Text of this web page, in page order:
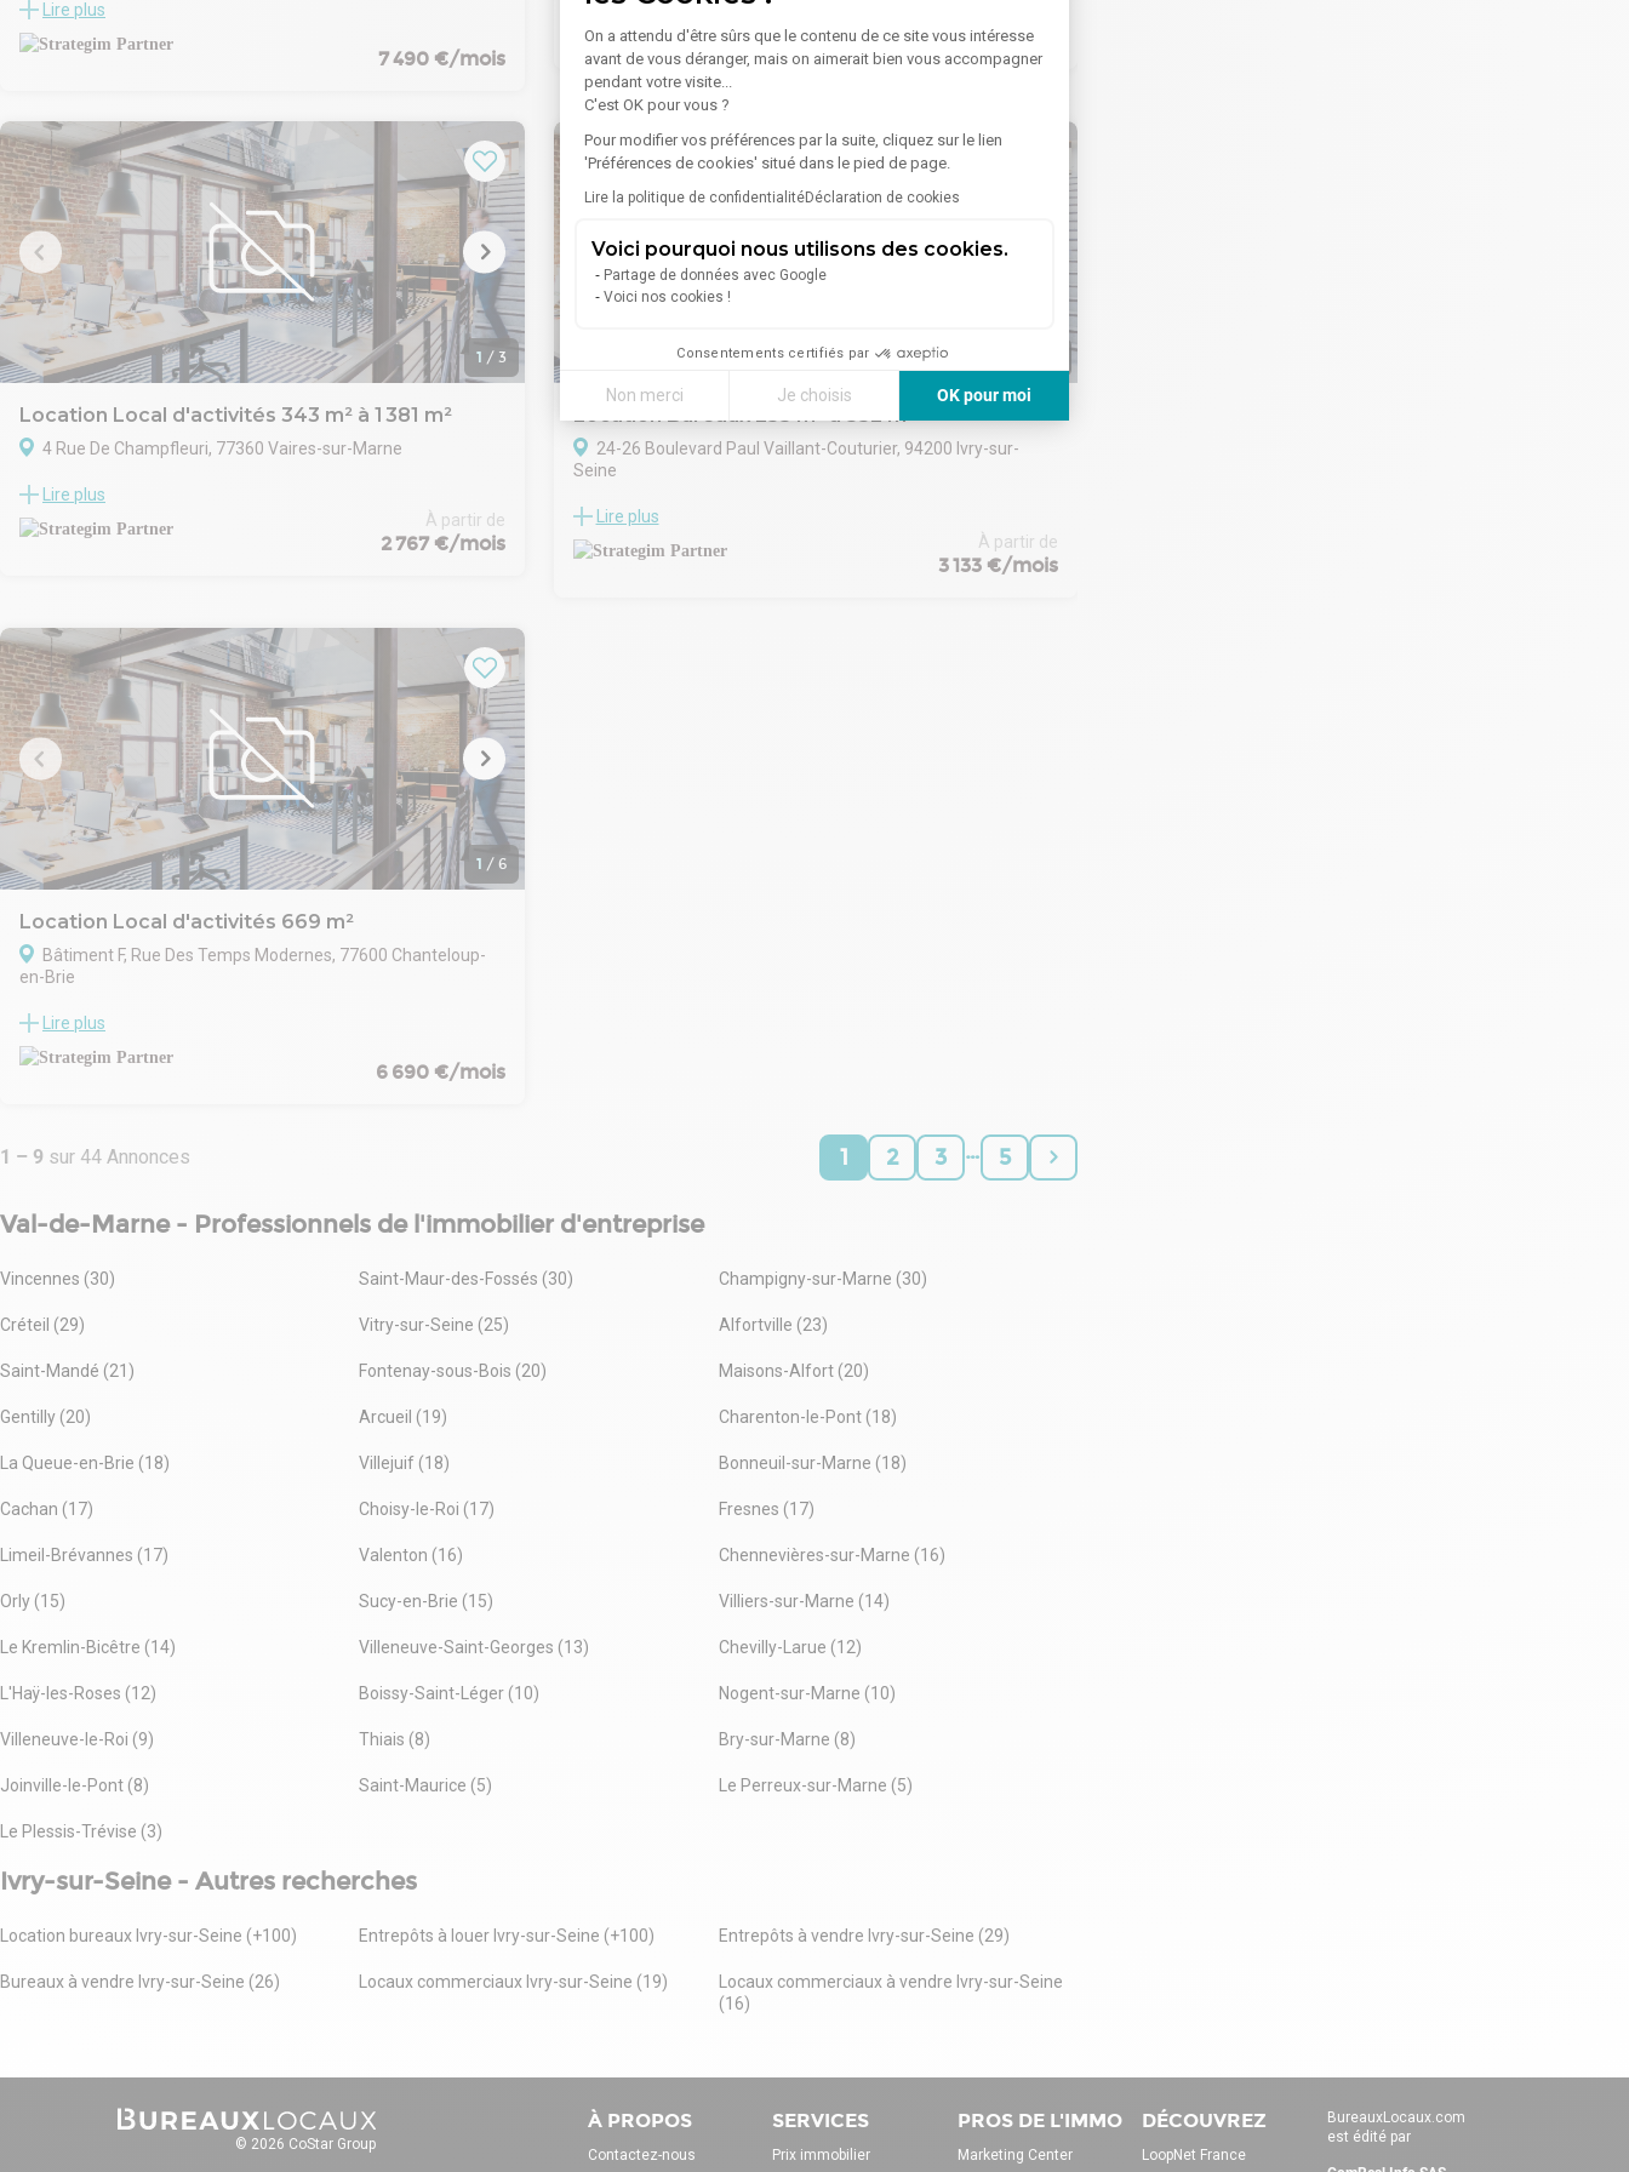
On a attendu d'être sûrs que le contenu de ce site vous intéresse
avant de vous déranger, mais on aimerait bien vous accompagner
pendant votre visite...
C'est OK pour vous ?
Pour modifier vos préférences par la suite, cliquez sur le lien
'Préférences de cookies' situé dans le pied de page.
Lire la politique de confidentialitéDéclaration de cookies
Voici pourquoi nous utilisons des cookies.
Partage de données avec Google
Voici nos cookies !
Consentements certifiés par
Non merci Je choisis OK pour moi
Axeptio consent
Plateforme de Gestion du Consentement : Personnalisez vos Options
Notre plateforme vous permet d'adapter et de gérer vos paramètres de confidentialité, en garantissant la conformité avec
composé de sept bâtiments indépendants, appelés «?
Veellas?», chacun destiné à être occupé par un monolocataire.
Ces structures sont certifiées BREEAM Very Good, attestant de
est intégré dans un cadre verdoyant, agrémenté de corridors
végétaux favorisant la biodiversité. Les charpentes en bois
confèrent une atmosphère chaleureuse à cet environnement
de travail. ?
L’emplacement stratégique permet un accès rapide aux
infrastructures de transport, notamment le RER A, facilitant les
déplacements des salariés et clients.
Lire plus
7 490 €/mois
600 m) et de plusieurs lignes de bus.
La présence de nombreux commerces et restaurants à
proximité en fait un cadre dynamique pour les entreprises.
1 615 €/mois
1 / 3
Location Local d'activités 343 m² à 1 381 m²
4 Rue De Champfleuri, 77360 Vaires-sur-Marne
d’une implantation stratégique à proximité des axes routiers
majeurs et de services essentiels. L’environnement paysager
soigné comprend 2 700 m² d’espaces verts et des
Lire plus
À partir de
2 767 €/mois
24-26 Boulevard Paul Vaillant-Couturier, 94200 Ivry-sur-
Seine
cet immeuble de bureaux en très bon état bénéficie d’un
environnement tertiaire en plein essor. Facilement accessible, il
dispose d’un parking en sous-sol, offrant un réel avantage en
Lire plus
À partir de
3 133 €/mois
1 / 6
Location Local d'activités 669 m²
Bâtiment F, Rue Des Temps Modernes, 77600 Chanteloup-
en-Brie
composé de sept bâtiments indépendants, appelés «?
Veellas?», chacun destiné à être occupé par un monolocataire.
Ces structures sont certifiées BREEAM Very Good, attestant de
est intégré dans un cadre verdoyant, agrémenté de corridors
végétaux favorisant la biodiversité. Les charpentes en bois
de travail. ?
infrastructures de transport, notamment le RER A, facilitant les
déplacements des salariés et clients.
Lire plus
6 690 €/mois
1 – 9 sur 44 Annonces 1 2 3 … 5
Val-de-Marne - Professionnels de l'immobilier d'entreprise
Vincennes (30) Saint-Maur-des-Fossés (30) Champigny-sur-Marne (30)
Créteil (29) Vitry-sur-Seine (25) Alfortville (23)
Saint-Mandé (21) Fontenay-sous-Bois (20) Maisons-Alfort (20)
Gentilly (20) Arcueil (19) Charenton-le-Pont (18)
La Queue-en-Brie (18) Villejuif (18) Bonneuil-sur-Marne (18)
Cachan (17) Choisy-le-Roi (17) Fresnes (17)
Limeil-Brévannes (17) Valenton (16) Chennevières-sur-Marne (16)
Orly (15) Sucy-en-Brie (15) Villiers-sur-Marne (14)
Le Kremlin-Bicêtre (14) Villeneuve-Saint-Georges (13) Chevilly-Larue (12)
L'Haÿ-les-Roses (12) Boissy-Saint-Léger (10) Nogent-sur-Marne (10)
Villeneuve-le-Roi (9) Thiais (8) Bry-sur-Marne (8)
Joinville-le-Pont (8) Saint-Maurice (5) Le Perreux-sur-Marne (5)
Le Plessis-Trévise (3)
Ivry-sur-Seine - Autres recherches
Location bureaux Ivry-sur-Seine (+100) Entrepôts à louer Ivry-sur-Seine (+100) Entrepôts à vendre Ivry-sur-Seine (29)
Bureaux à vendre Ivry-sur-Seine (26) Locaux commerciaux Ivry-sur-Seine (19)
Locaux commerciaux à vendre Ivry-sur-Seine
(16)
© 2026 CoStar Group
À PROPOS
Contactez-nous
SERVICES
Prix immobilier
PROS DE L'IMMO
Marketing Center
DÉCOUVREZ
LoopNet France
BureauxLocaux.com
est édité par